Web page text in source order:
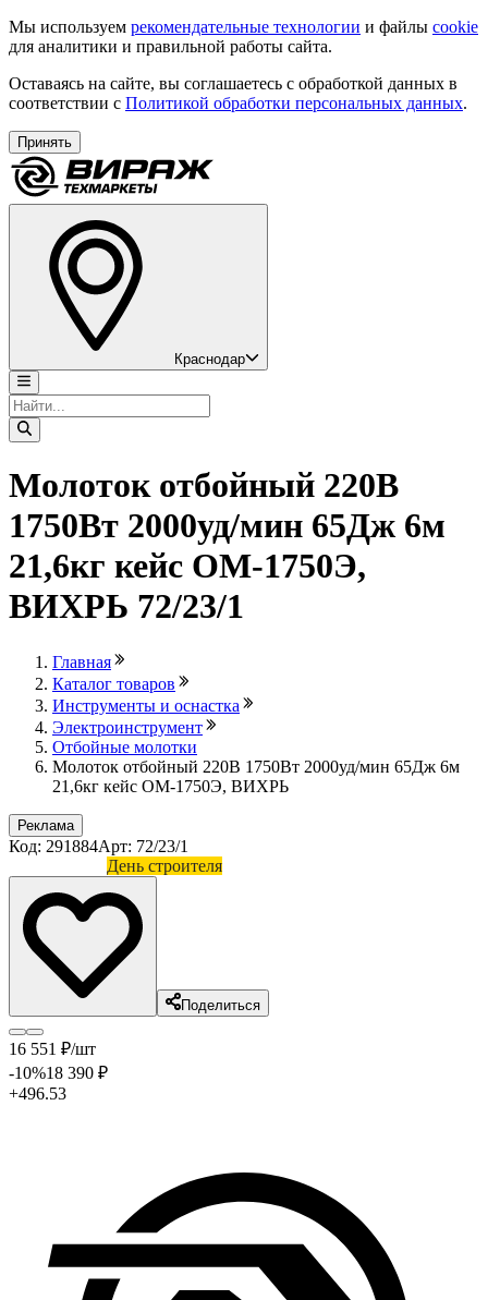
Мы используем рекомендательные технологии и файлы cookie
для аналитики и правильной работы сайта.
Оставаясь на сайте, вы соглашаетесь с обработкой данных в
соответствии с Политикой обработки персональных данных.
Принять
Краснодар
Молоток отбойный 220В
1750Вт 2000уд/мин 65Дж 6м
21,6кг кейс ОМ-1750Э,
ВИХРЬ 72/23/1
Главная
Каталог товаров
Инструменты и оснастка
Электроинструмент
Отбойные молотки
Молоток отбойный 220В 1750Вт 2000уд/мин 65Дж 6м
21,6кг кейс ОМ-1750Э, ВИХРЬ
Реклама
Код: 291884Арт: 72/23/1
День строителя
Поделиться
16 551 ₽/шт
-10%18 390 ₽
+496.53